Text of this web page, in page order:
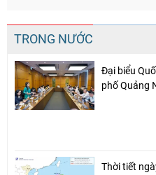
TRONG NƯỚC
Đại biểu
phố Quảng
Thời tiết